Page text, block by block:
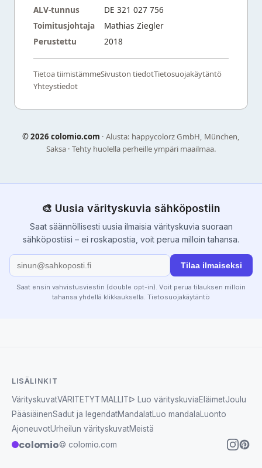
ALV-tunnus
DE 321 027 756
Toimitusjohtaja
Mathias Ziegler
Perustettu
2018
Tietoa tiimistämmeSivuston tiedotTietosuojakäytäntö
Yhteystiedot
©2026 colomio.com · Alusta: happycolorz GmbH, München,
Saksa · Tehty huolella perheille ympäri maailmaa.
🎨 Uusia värityskuvia sähköpostiin
Saat säännöllisesti uusia ilmaisia värityskuvia suoraan
sähköpostiisi – ei roskapostia, voit perua milloin tahansa.
Tilaa ilmaiseksi
Saat ensin vahvistusviestin (double opt-in). Voit perua tilauksen milloin
tahansa yhdellä klikkauksella. Tietosuojakäytäntö
LISÄLINKIT
VärityskuvatVÄRITETYT MALLITᐅ Luo värityskuviaEläimetJoulu
PääsiäinenSadut ja legendatMandalatLuo mandalaLuonto
AjoneuvotUrheilun värityskuvatMeistä
colomio© colomio.com